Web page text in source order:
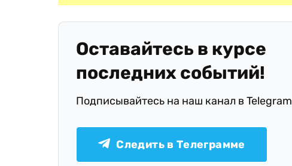
Оставайтесь в курсе
последних событий!
Подписывайтесь на наш канал в Telegram
Следить в Телеграмме